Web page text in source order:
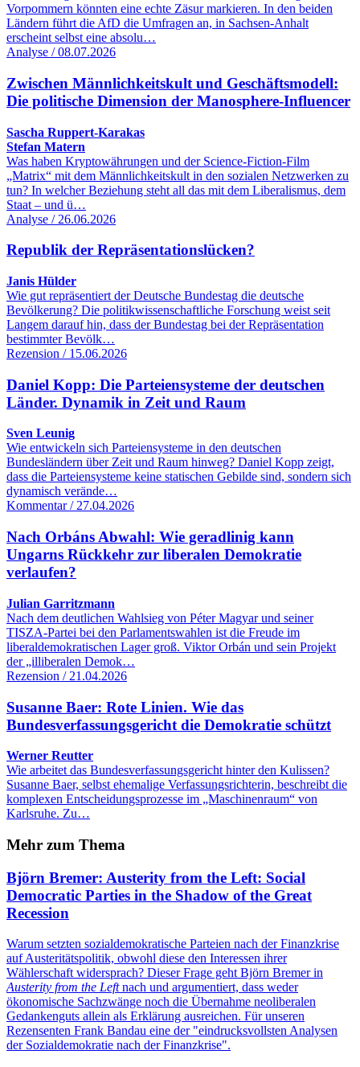
Vorpommern könnten eine echte Zäsur markieren. In den beiden
Ländern führt die AfD die Umfragen an, in Sachsen-Anhalt
erscheint selbst eine absolu…
Analyse / 08.07.2026
Zwischen Männlichkeitskult und Geschäftsmodell:
Die politische Dimension der Manosphere-Influencer
Sascha Ruppert-Karakas
Stefan Matern
Was haben Kryptowährungen und der Science-Fiction-Film
„Matrix“ mit dem Männlichkeitskult in den sozialen Netzwerken zu
tun? In welcher Beziehung steht all das mit dem Liberalismus, dem
Staat – und ü…
Analyse / 26.06.2026
Republik der Repräsentationslücken?
Janis Hülder
Wie gut repräsentiert der Deutsche Bundestag die deutsche
Bevölkerung? Die politikwissenschaftliche Forschung weist seit
Langem darauf hin, dass der Bundestag bei der Repräsentation
bestimmter Bevölk…
Rezension / 15.06.2026
Daniel Kopp: Die Parteiensysteme der deutschen
Länder. Dynamik in Zeit und Raum
Sven Leunig
Wie entwickeln sich Parteiensysteme in den deutschen
Bundesländern über Zeit und Raum hinweg? Daniel Kopp zeigt,
dass die Parteiensysteme keine statischen Gebilde sind, sondern sich
dynamisch verände…
Kommentar / 27.04.2026
Nach Orbáns Abwahl: Wie geradlinig kann
Ungarns Rückkehr zur liberalen Demokratie
verlaufen?
Julian Garritzmann
Nach dem deutlichen Wahlsieg von Péter Magyar und seiner
TISZA-Partei bei den Parlamentswahlen ist die Freude im
liberaldemokratischen Lager groß. Viktor Orbán und sein Projekt
der „illiberalen Demok…
Rezension / 21.04.2026
Susanne Baer: Rote Linien. Wie das
Bundesverfassungsgericht die Demokratie schützt
Werner Reutter
Wie arbeitet das Bundesverfassungsgericht hinter den Kulissen?
Susanne Baer, selbst ehemalige Verfassungsrichterin, beschreibt die
komplexen Entscheidungsprozesse im „Maschinenraum“ von
Karlsruhe. Zu…
Mehr zum Thema
Björn Bremer: Austerity from the Left: Social
Democratic Parties in the Shadow of the Great
Recession
Warum setzten sozialdemokratische Parteien nach der Finanzkrise
auf Austeritätspolitik, obwohl diese den Interessen ihrer
Wählerschaft widersprach? Dieser Frage geht Björn Bremer in
Austerity from the Leftnach und argumentiert, dass weder
ökonomische Sachzwänge noch die Übernahme neoliberalen
Gedankenguts allein als Erklärung ausreichen. Für unseren
Rezensenten Frank Bandau eine der "eindrucksvollsten Analysen
der Sozialdemokratie nach der Finanzkrise".